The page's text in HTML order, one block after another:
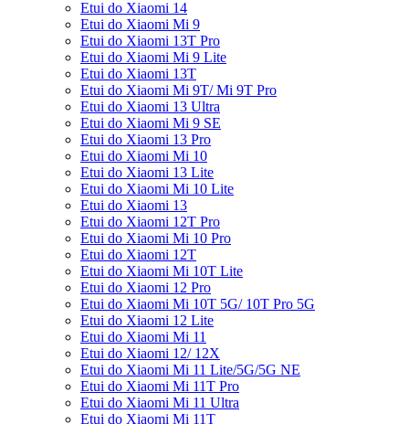
Etui do Xiaomi 14
Etui do Xiaomi Mi 9
Etui do Xiaomi 13T Pro
Etui do Xiaomi Mi 9 Lite
Etui do Xiaomi 13T
Etui do Xiaomi Mi 9T/ Mi 9T Pro
Etui do Xiaomi 13 Ultra
Etui do Xiaomi Mi 9 SE
Etui do Xiaomi 13 Pro
Etui do Xiaomi Mi 10
Etui do Xiaomi 13 Lite
Etui do Xiaomi Mi 10 Lite
Etui do Xiaomi 13
Etui do Xiaomi 12T Pro
Etui do Xiaomi Mi 10 Pro
Etui do Xiaomi 12T
Etui do Xiaomi Mi 10T Lite
Etui do Xiaomi 12 Pro
Etui do Xiaomi Mi 10T 5G/ 10T Pro 5G
Etui do Xiaomi 12 Lite
Etui do Xiaomi Mi 11
Etui do Xiaomi 12/ 12X
Etui do Xiaomi Mi 11 Lite/5G/5G NE
Etui do Xiaomi Mi 11T Pro
Etui do Xiaomi Mi 11 Ultra
Etui do Xiaomi Mi 11T